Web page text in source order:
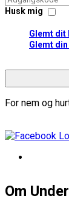
Husk mig
Glemt dit
Glemt
For nem og
Om